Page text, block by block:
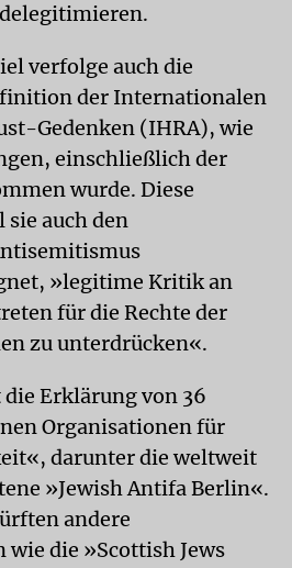
verfolge auch die
der Internationalen
Gedenken (IHRA), wie
einschließlich der
wurde. Diese
auch den
»legitime Kritik an
für die Rechte der
zu unterdrücken«.
Erklärung von 36
Organisationen für
darunter die weltweit
»Jewish Antifa Berlin«.
andere
die »Scottish Jews